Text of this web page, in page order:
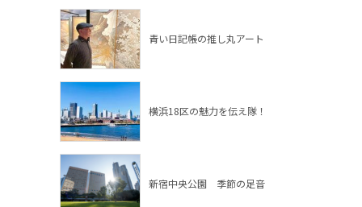
青い日記帳の推し丸アート
横浜18区の魅力を伝え隊！
新宿中央公園 季節の足音